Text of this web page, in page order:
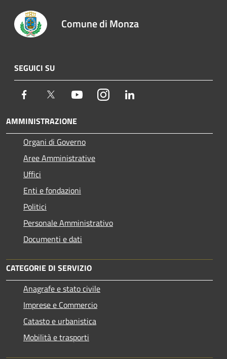
Comune di Monza
SEGUICI SU
Facebook Twitter YoutubeInstagram
AMMINISTRAZIONE
Organi di Governo
Aree Amministrative
Uffici
Enti e fondazioni
Politici
Personale Amministrativo
Documenti e dati
CATEGORIE DI SERVIZIO
Anagrafe e stato civile
Imprese e Commercio
Catasto e urbanistica
Mobilità e trasporti